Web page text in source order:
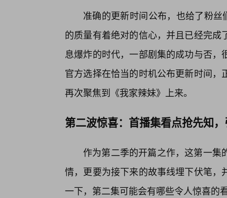
准确的更新时间公布，也给了粉丝
的质量有着绝对的信心，并且已经完
息爆炸的时代，一部剧集的成功与否
官方选择在恰当的时机公布更新时间
再次聚焦到《我家辣妹》上来。
第二波惊喜：首播集看点抢先知
作为第二季的开篇之作，这第一集
情，更要为接下来的故事线埋下伏笔
一下，第二集可能会有哪些令人惊喜的